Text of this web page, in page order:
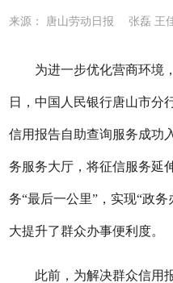
来源： 唐山劳动日报 张磊 王
为进一步优化营商环境，
日，中国人民银行唐山市分
信用报告自助查询服务成功
务服务大厅，将征信服务延
务“最后一公里”，实现“政
大提升了群众办事便利度。
此前，为解决群众信用报